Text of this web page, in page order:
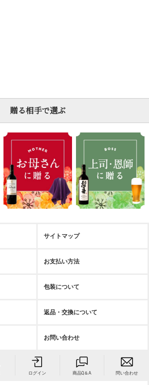
贈る相手で選ぶ
サイトマップ
お支払い方法
包装について
返品・交換について
お問い合わせ
ログイン 商品Q＆A 問い合わせ